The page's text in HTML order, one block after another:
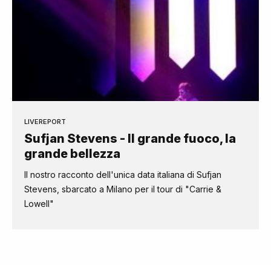
LIVEREPORT
Sufjan Stevens - Il grande fuoco, la
grande bellezza
Il nostro racconto dell'unica data italiana di Sufjan
Stevens, sbarcato a Milano per il tour di "Carrie &
Lowell"